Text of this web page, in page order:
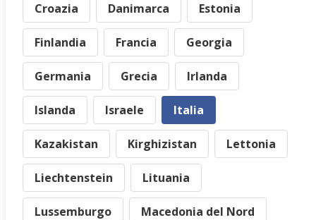
Croazia Danimarca Estonia
Finlandia Francia Georgia
Germania Grecia Irlanda
Islanda Israele Italia
Kazakistan Kirghizistan Lettonia
Liechtenstein Lituania
Lussemburgo Macedonia del Nord